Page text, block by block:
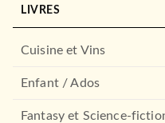
LIVRES
Cuisine et Vins
Enfant / Ados
Fantasy et Science-